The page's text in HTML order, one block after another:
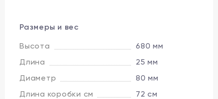
Размеры и вес
Высота
680 мм
Длина
25 мм
Диаметр
80 мм
Длина коробки см
72 см